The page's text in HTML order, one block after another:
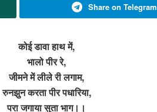
Share on Telegram
कोई डावा हाथ में,
भालो पीर रे,
जीमने में लीले री लगाम,
रुनझुन करता पीर पधारिया,
परा जगाया सुता भाग।।